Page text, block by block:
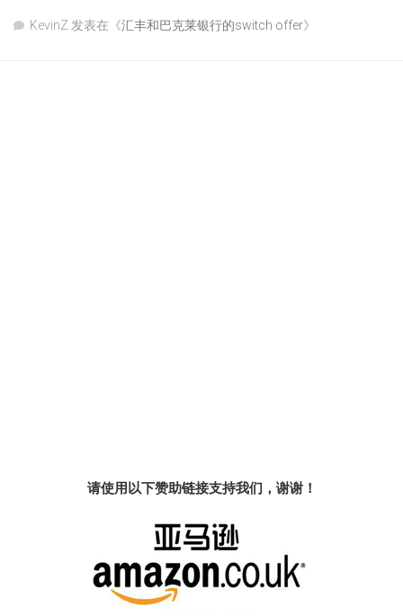
KevinZ 发表在《汇丰和巴克莱银行的switch offer》
请使用以下赞助链接支持我们，谢谢！